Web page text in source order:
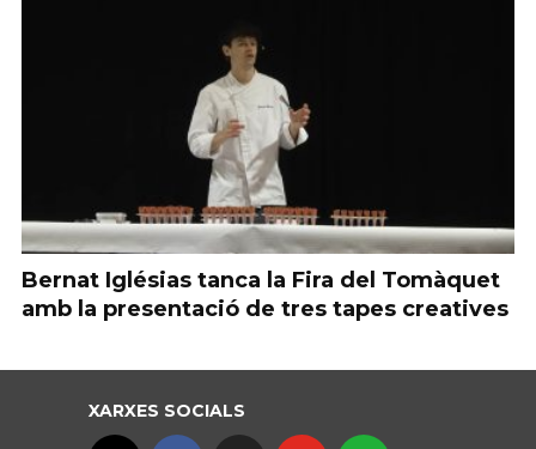
Bernat Iglésias tanca la Fira del Tomàquet
amb la presentació de tres tapes creatives
XARXES SOCIALS